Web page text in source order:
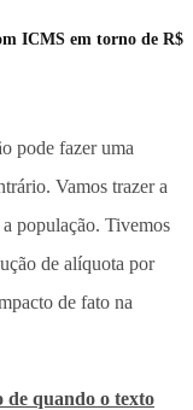
ICMS em torno de R$
pode fazer uma
Vamos trazer a
população. Tivemos
de alíquota por
de fato na
de quando o texto